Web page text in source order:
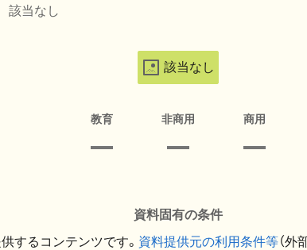
該当なし
該当なし
教育 非商用 商用
資料固有の条件
するコンテンツです。 資料提供元の利用条件等（外